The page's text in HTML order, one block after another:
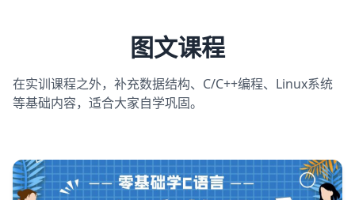
图文课程
在实训课程之外，补充数据结构、C/C++编程、Linux系统
等基础内容，适合大家自学巩固。